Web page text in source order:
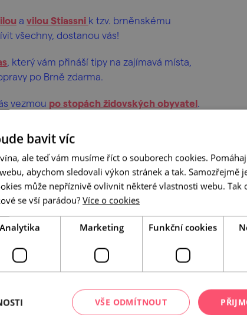
a vilou Stiassni k tzv. brněnskému
všechny, dostanou vás!
, který vám přináší tipy na zajímavá místa,
po Brně zdarma.
vezmou po stopách židovských obyvatel.
bavit víc
ale teď vám musíme říct o souborech cookies.
abychom sledovali výkon stránek a tak. Samozřejmě
může nepříznivě ovlivnit některé vlastnosti webu. Tak
se vší parádou? Více o cookies
Analytika Marketing Funkční cookies
VŠE ODMÍTNOUT